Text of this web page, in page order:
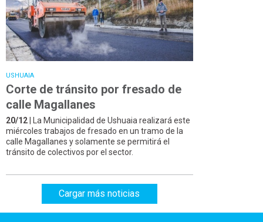
USHUAIA
Corte de tránsito por fresado de
calle Magallanes
20/12 | La Municipalidad de Ushuaia realizará este
miércoles trabajos de fresado en un tramo de la
calle Magallanes y solamente se permitirá el
tránsito de colectivos por el sector.
Cargar más noticias